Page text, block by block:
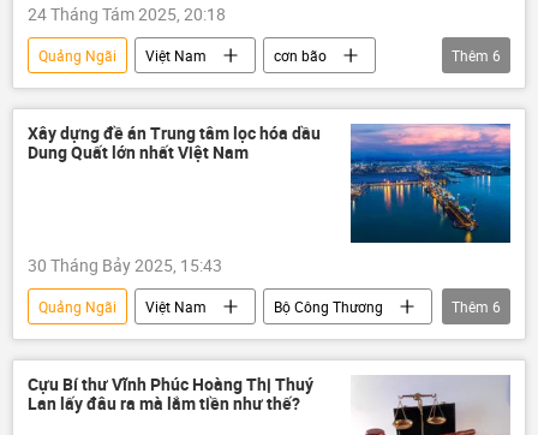
24 Tháng Tám 2025, 20:18
Quảng Ngãi Việt Nam
cơn bão
Mưa bão, lũ lụt lịch sử, thiên tai kinh hoàng ở Việt Nam
thông tin
dự báo
thiên tai
Thời tiết
Nghệ An
Thêm 6
Xây dựng đề án Trung tâm lọc hóa dầu
Dung Quất lớn nhất Việt Nam
30 Tháng Bảy 2025, 15:43
Quảng Ngãi Việt Nam
Bộ Công Thương
Dung Quất
dầu khí
Kinh tế
khu công nghiệp
Đông Nam Á
nhà máy lọc dầu
Thêm 6
Cựu Bí thư Vĩnh Phúc Hoàng Thị Thuý
Lan lấy đâu ra mà lắm tiền như thế?